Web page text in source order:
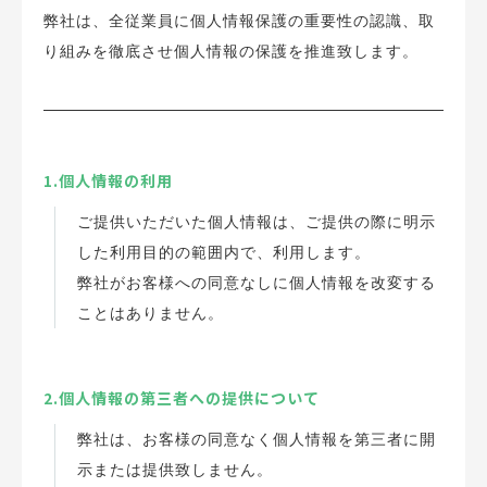
弊社は、全従業員に個人情報保護の重要性の認識、取
り組みを徹底させ個人情報の保護を推進致します。
1.個人情報の利用
ご提供いただいた個人情報は、ご提供の際に明示
した利用目的の範囲内で、利用します。
弊社がお客様への同意なしに個人情報を改変する
ことはありません。
2.個人情報の第三者への提供について
弊社は、お客様の同意なく個人情報を第三者に開
示または提供致しません。